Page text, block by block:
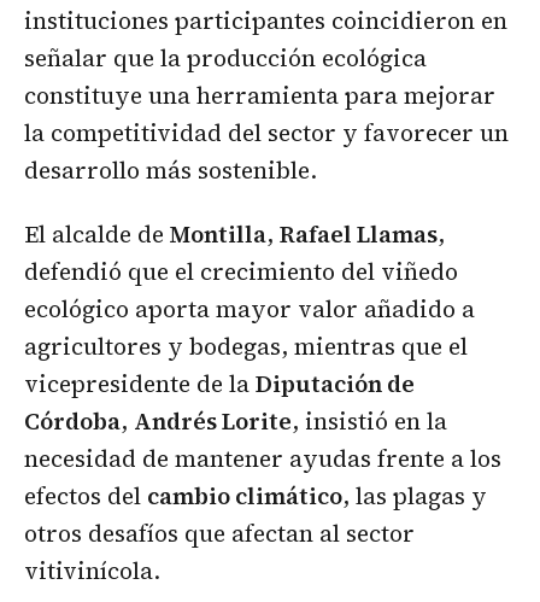
instituciones participantes coincidieron en
señalar que la producción ecológica
constituye una herramienta para mejorar
la competitividad del sector y favorecer un
desarrollo más sostenible.
El alcalde de Montilla, Rafael Llamas,
defendió que el crecimiento del viñedo
ecológico aporta mayor valor añadido a
agricultores y bodegas, mientras que el
vicepresidente de laDiputación de
Córdoba, Andrés Lorite, insistió en la
necesidad de mantener ayudas frente a los
efectos del cambio climático, las plagas y
otros desafíos que afectan al sector
vitivinícola.